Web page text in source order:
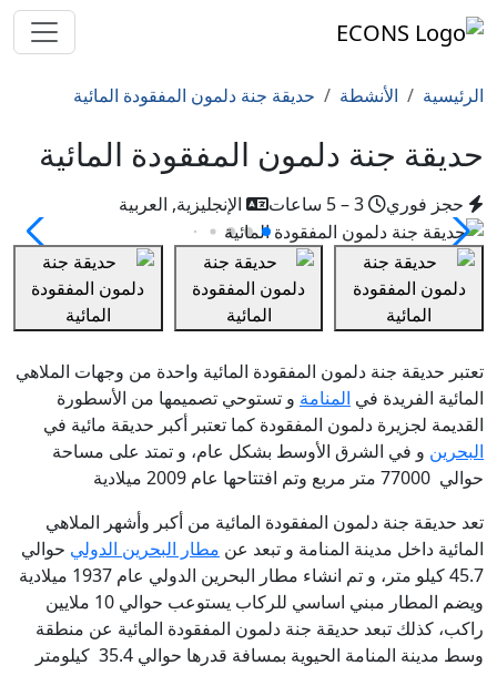
الرئيسية الأنشطة حديقة جنة دلمون المفقودة المائية
حديقة جنة دلمون المفقودة المائية
حجز فوري الإنجليزية, العربية
تعتبر حديقة جنة دلمون المفقودة المائية واحدة من وجهات الملاهي
المائية الفريدة في المنامة و تستوحي تصميمها من الأسطورة
القديمة لجزيرة دلمون المفقودة كما تعتبر أكبر حديقة مائية في
البحرين و في الشرق الأوسط بشكل عام، و تمتد على مساحة
حوالي 77000 متر مربع وتم افتتاحها عام 2009 ميلادية
تعد حديقة جنة دلمون المفقودة المائية من أكبر وأشهر الملاهي
المائية داخل مدينة المنامة و تبعد عن مطار البحرين الدولي حوالي
45.7 كيلو متر، و تم انشاء مطار البحرين الدولي عام 1937 ميلادية
ويضم المطار مبني اساسي للركاب يستوعب حوالي 10 ملايين
راكب، كذلك تبعد حديقة جنة دلمون المفقودة المائية عن منطقة
وسط مدينة المنامة الحيوية بمسافة قدرها حوالي 35.4 كيلومتر